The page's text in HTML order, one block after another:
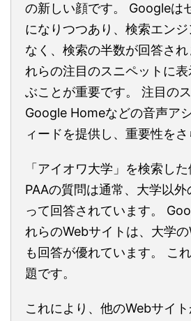
の新しい顔です。 Googleは
になりつつあり、検索エン
なく、検索の半数が回答され
れらの注目のスニペットに
ぶことが重要です。 注目のス
Google Homeなどの音声ア
ィードを提供し、重要性をさ
「アイオワ大学」を検索した
PAAの質問は通常、大学以外
って回答されています。
れらのWebサイトは、大学
も回答が優れています。 こ
題です。
これにより、他のWebサイ